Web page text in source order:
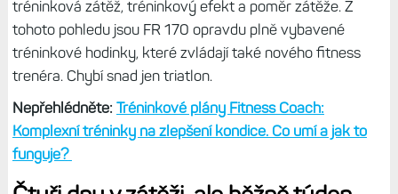
Hodinky mají iplnohodnotnou navigaci po křivce, čili vč.
navigačních instrukcí.Před každou odbočkou hodinky
pípnou a ukážou vzdálenost. Někdy se trochu zpožďují,
což je zejména na kole docela nepříjemné, ale to je
vlastnost všech modelů Garminu. Chybí ClimbPro, které je
vyhrazené jen nejvyšším modelům.
Oproti FR 165 přibyly dvě kombinované metriky, a sice
Připravenost k
tréninku aStav tréninku
. Pro mě je